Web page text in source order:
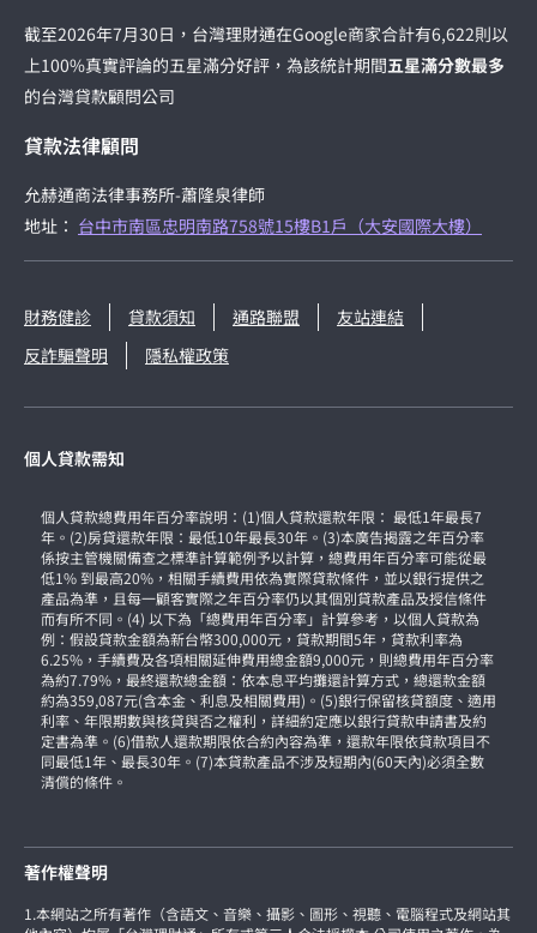
截至2026年7月30日，台灣理財通在Google商家合計有6,622則以
上100%真實評論的五星滿分好評，為該統計期間五星滿分數最多
的台灣貸款顧問公司
貸款法律顧問
允赫通商法律事務所-蕭隆泉律師
地址： 台中市南區忠明南路758號15樓B1戶（大安國際大樓）
財務健診 貸款須知 通路聯盟
友站連結
反詐騙聲明
隱私權政策
個人貸款需知
個人貸款總費用年百分率說明：(1)個人貸款還款年限： 最低1年最長7
年。(2)房貸還款年限：最低10年最長30年。(3)本廣告揭露之年百分率
係按主管機關備查之標準計算範例予以計算，總費用年百分率可能從最
低1% 到最高20%，相關手續費用依為實際貸款條件，並以銀行提供之
產品為準，且每一顧客實際之年百分率仍以其個別貸款產品及授信條件
而有所不同。(4) 以下為「總費用年百分率」計算參考，以個人貸款為
例：假設貸款金額為新台幣300,000元，貸款期間5年，貸款利率為
6.25%，手續費及各項相關延伸費用總金額9,000元，則總費用年百分率
為約7.79%，最終還款總金額：依本息平均攤還計算方式，總還款金額
約為359,087元(含本金、利息及相關費用)。(5)銀行保留核貸額度、適用
利率、年限期數與核貸與否之權利，詳細約定應以銀行貸款申請書及約
定書為準。(6)借款人還款期限依合約內容為準，還款年限依貸款項目不
同最低1年、最長30年。(7)本貸款產品不涉及短期內(60天內)必須全數
清償的條件。
著作權聲明
1.本網站之所有著作（含語文、音樂、攝影、圖形、視聽、電腦程式及網站其